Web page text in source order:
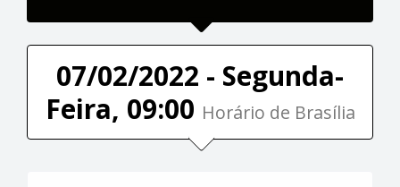
07/02/2022 - Segunda-
Feira, 09:00 Horário de Brasília